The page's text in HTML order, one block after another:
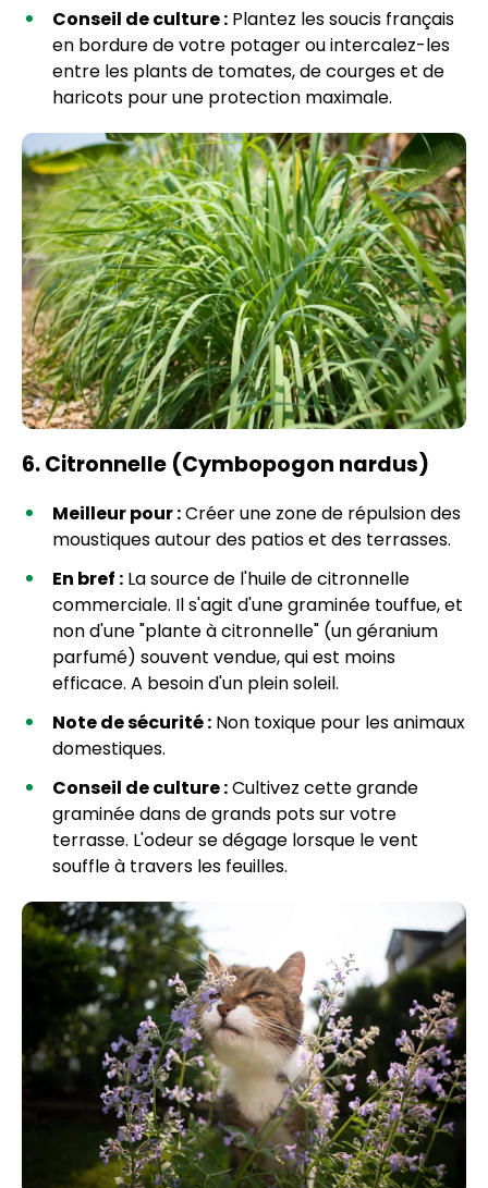
Conseil de culture : Plantez les soucis français
en bordure de votre potager ou intercalez-les
entre les plants de tomates, de courges et de
haricots pour une protection maximale.
6. Citronnelle (Cymbopogon nardus)
Meilleur pour :Créer une zone de répulsion des
moustiques autour des patios et des terrasses.
En bref : La source de l'huile de citronnelle
commerciale. Il s'agit d'une graminée touffue, et
non d'une "plante à citronnelle" (un géranium
parfumé) souvent vendue, qui est moins
efficace. A besoin d'un plein soleil.
Note de sécurité : Non toxique pour les animaux
domestiques.
Conseil de culture :Cultivez cette grande
graminée dans de grands pots sur votre
terrasse. L'odeur se dégage lorsque le vent
souffle à travers les feuilles.